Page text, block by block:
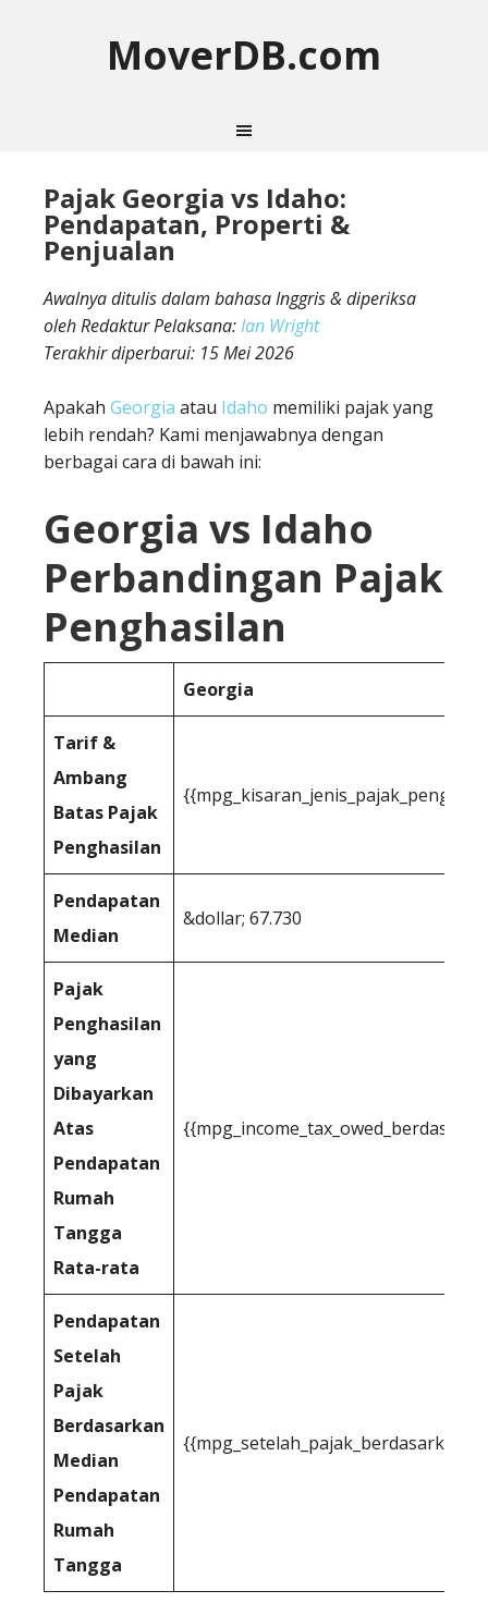
MoverDB.com
Pajak Georgia vs Idaho:
Pendapatan, Properti &
Penjualan
Awalnya ditulis dalam bahasa Inggris & diperiksa
oleh Redaktur Pelaksana:Ian Wright
Terakhir diperbarui: 15 Mei 2026
Apakah Georgia atau Idaho memiliki pajak yang
lebih rendah? Kami menjawabnya dengan
berbagai cara di bawah ini:
Georgia vs Idaho
Perbandingan Pajak
Penghasilan
Georgia
Tarif &
Ambang
Batas Pajak
Penghasilan
Pendapatan
Median
&dollar; 67.730
Pajak
Penghasilan
yang
Dibayarkan
Atas
Pendapatan
Rumah
Tangga
Rata-rata
Pendapatan
Setelah
Pajak
Berdasarkan
Median
Pendapatan
Rumah
Tangga